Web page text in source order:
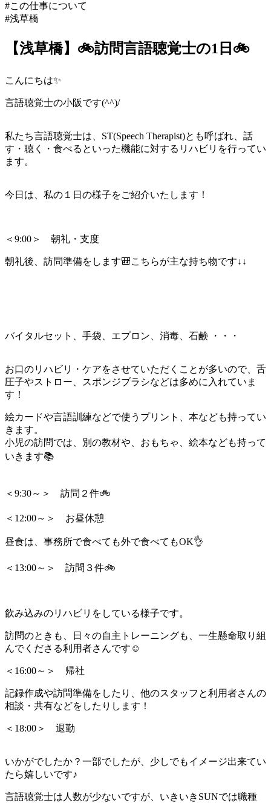
#この仕事について
#浅草橋
【浅草橋】🚲訪問言語聴覚士の1日🚲
こんにちは✨
言語聴覚士の小阪です(^^)/
私たち言語聴覚士は、ST(Speech Therapist)とも呼ばれ、話
す・聴く・食べるといった機能に対するリハビリを行ってい
ます。
今日は、私の１日の様子をご紹介いたします！
＜9:00＞ 朝礼・支度
朝礼後、訪問準備をします🎒こちらが主な持ち物です↓↓
バイタルセット、手袋、エプロン、消毒、石鹸 ・・・
お口のリハビリ・ケアをさせていただくことが多いので、舌
圧子やストロー、スポンジブラシなどは多めに入れていま
す！
絵カードや言語訓練などで使うプリント、本なども持ってい
きます。
小児の訪問では、別の教材や、おもちゃ、絵本なども持って
いきます📚
＜9:30～＞ 訪問２件🚲
＜12:00～＞ お昼休憩
昼食は、事務所で食べても外で食べてもOK👌
＜13:00～＞ 訪問３件🚲
飲み込みのリハビリをしている様子です。
訪問のときも、日々の自主トレーニングも、一生懸命取り組
んでくださる利用者さんです☺
＜16:00～＞ 帰社
記録作成や訪問準備をしたり、他のスタッフと利用者さんの
相談・共有などをしたりします！
＜18:00＞ 退勤
いかがでしたか？一部でしたが、少しでもイメージ出来てい
たら嬉しいです♪
言語聴覚士は人数が少ないですが、いきいきSUNでは職種